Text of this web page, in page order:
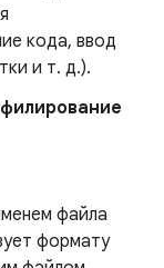
кода, ввод
и т. д.).
файла
формату